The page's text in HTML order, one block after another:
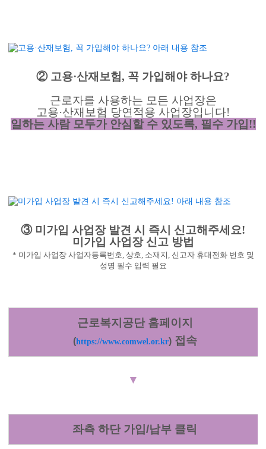
② 고용·산재보험, 꼭 가입해야 하나요?
근로자를 사용하는 모든 사업장은
고용·산재보험 당연적용 사업장입니다!
일하는 사람 모두가 안심할 수 있도록, 필수 가입!!
③ 미가입 사업장 발견 시 즉시 신고해주세요!
미가입 사업장 신고 방법
* 미가입 사업장 사업자등록번호, 상호, 소재지 , 신고자 휴대전화 번호 및
성명 필수 입력 필요
근로복지공단 홈페이지
(https://www.comwel.or.kr) 접속
▼
좌측 하단 가입/납부 클릭